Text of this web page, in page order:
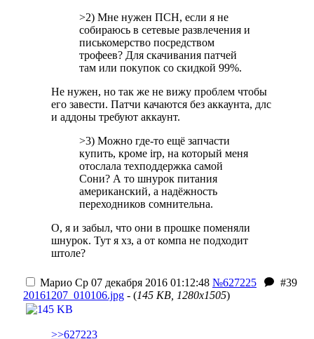
>2) Мне нужен ПСН, если я не
собираюсь в сетевые развлечения и
писькомерство посредством
трофеев? Для скачивания патчей
там или покупок со скидкой 99%.
Не нужен, но так же не вижу проблем чтобы
его завести. Патчи качаются без аккаунта, длс
и аддоны требуют аккаунт.
>3) Можно где-то ещё запчасти
купить, кроме irp, на который меня
отослала техподдержка самой
Сони? А то шнурок питания
американский, а надёжность
переходников сомнительна.
О, я и забыл, что они в прошке поменяли
шнурок. Тут я хз, а от компа не подходит
штоле?
Марио Ср 07 декабря 2016 01:12:48 №627225
#39
20161207_010106.jpg - (145 KB, 1280x1505)
>>627223